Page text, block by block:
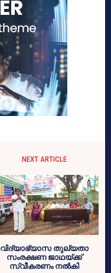
NEXT ARTICLE
വിദ്യാഭ്യാസ തുല്യതാ
സംരക്ഷണ ജാഥയ്ക്ക്
സ്വീകരണം നല്‍കി